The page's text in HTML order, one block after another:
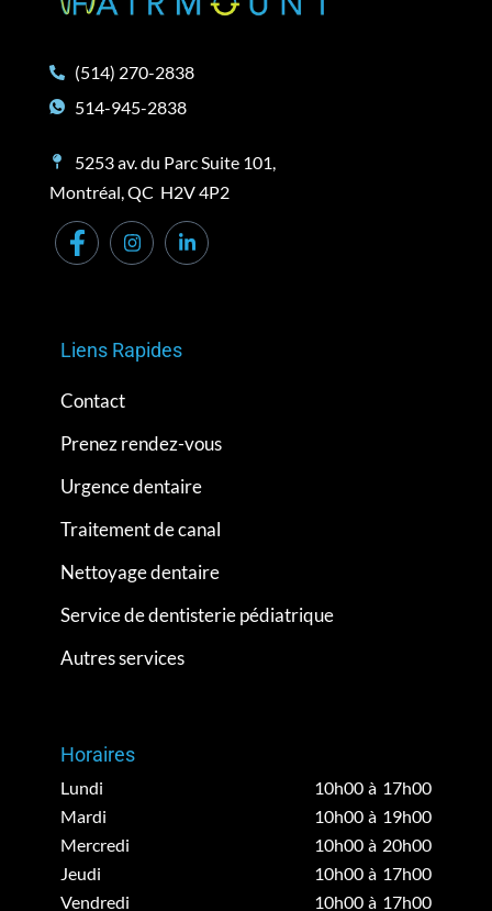
(514) 270-2838
514-945-2838
5253 av. du Parc Suite 101,
Montréal, QC H2V 4P2
Liens Rapides
Contact
Prenez rendez-vous
Urgence dentaire
Traitement de canal
Nettoyage dentaire
Service de dentisterie pédiatrique
Autres services
Horaires
Lundi
10h00 à 17h00
Mardi
10h00 à 19h00
Mercredi
10h00 à 20h00
Jeudi
10h00 à 17h00
Vendredi
10h00 à 17h00